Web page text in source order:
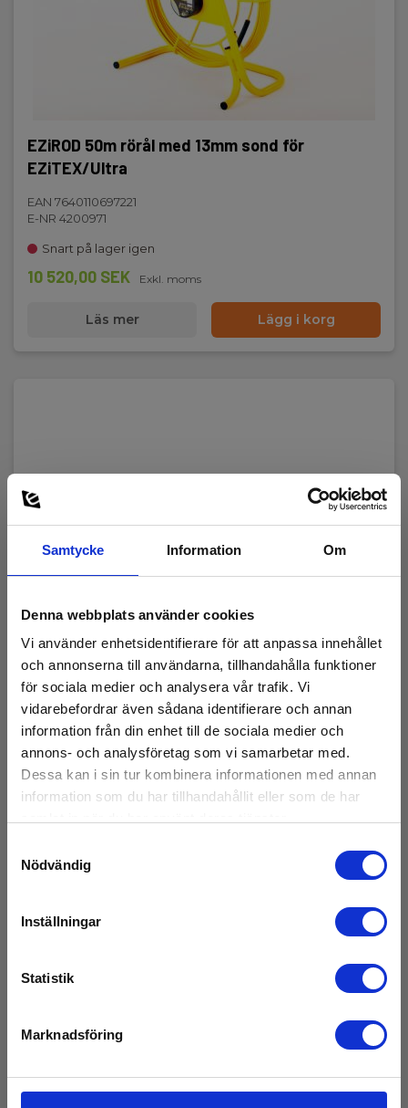
Samtycke Information Om
Denna webbplats använder cookies
Vi använder enhetsidentifierare för att anpassa innehållet
och annonserna till användarna, tillhandahålla funktioner
för sociala medier och analysera vår trafik. Vi
vidarebefordrar även sådana identifierare och annan
information från din enhet till de sociala medier och
annons- och analysföretag som vi samarbetar med.
Dessa kan i sin tur kombinera informationen med annan
information som du har tillhandahållit eller som de har
Nödvändig
Inställningar
Statistik
Marknadsföring
EZiROD 50m rörål med 13mm sond för
EZiTEX/Ultra
EAN 7640110697221
E-NR 4200971
Snart på lager igen
10 520,00 SEK Exkl. moms
Läs mer Lägg i korg
EZiTEX Signaltång
På lager